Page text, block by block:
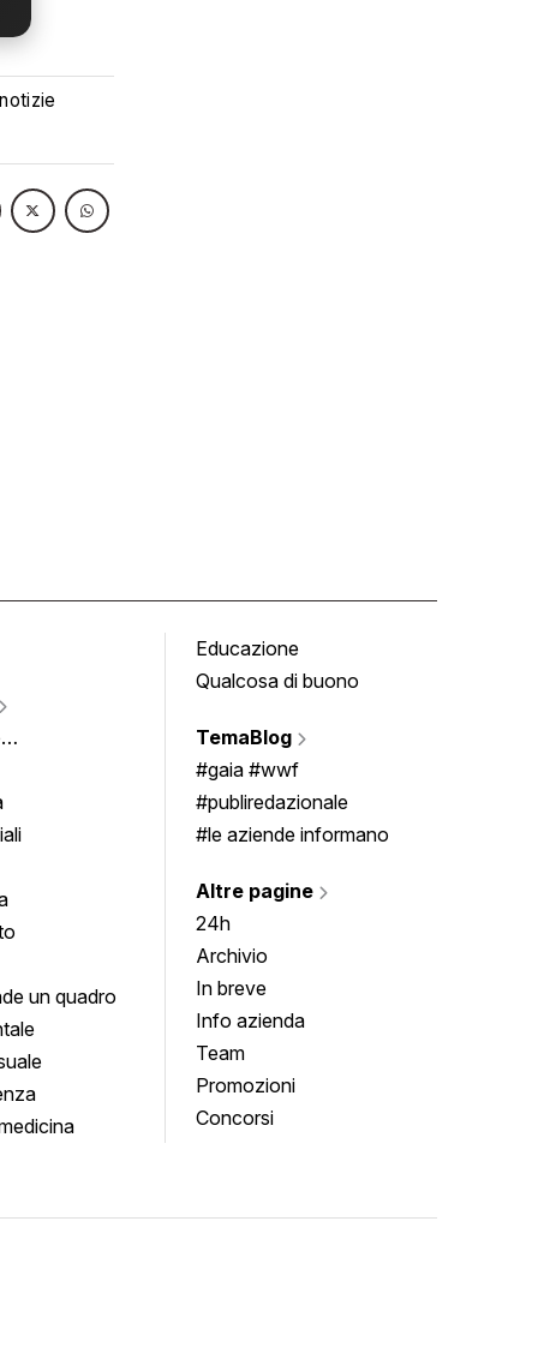
un quadro
Educazione
Qualcosa di buono
TemaBlog
#gaia #wwf
#publiredazionale
#le aziende informano
Altre pagine
24h
Archivio
In breve
Info azienda
Team
Promozioni
Concorsi